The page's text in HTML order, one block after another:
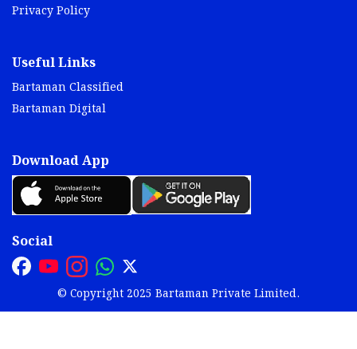
Privacy Policy
Useful Links
Bartaman Classified
Bartaman Digital
Download App
Social
© Copyright 2025 Bartaman Private Limited.